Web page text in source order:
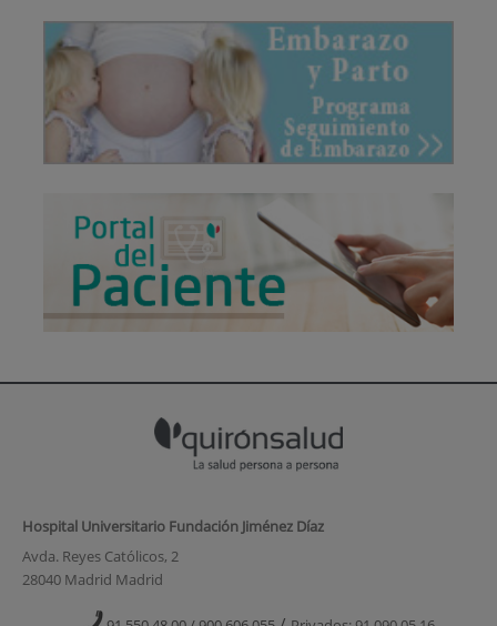
Hospital Universitario Fundación Jiménez Díaz
Avda. Reyes Católicos, 2
28040 Madrid Madrid